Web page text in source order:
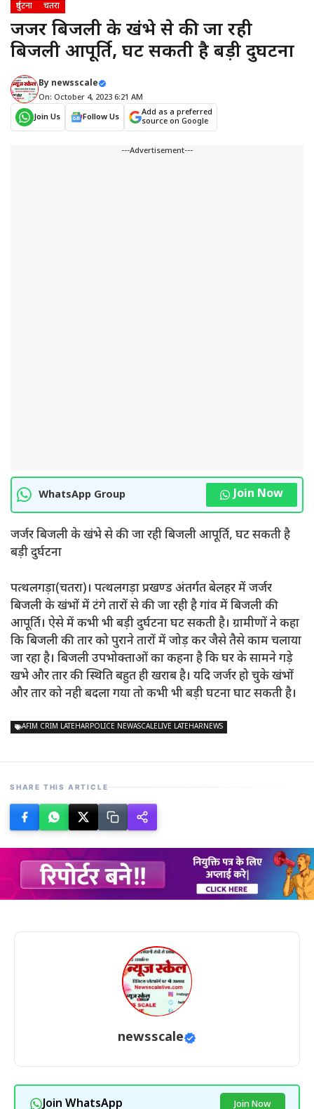
दुर्घटना चतरा
जर्जर बिजली के खंभे से की जा रही
बिजली आपूर्ति, घट सकती है बड़ी दुर्घटना
By newsscale
On: October 4, 2023 6:21 AM
Join Us
Follow Us
Add as a preferred
source on Google
---Advertisement---
WhatsApp Group Join Now
जर्जर बिजली के खंभे से की जा रही बिजली आपूर्ति, घट सकती है
बड़ी दुर्घटना
पत्थलगड़ा(चतरा)। पत्थलगड़ा प्रखण्ड अंतर्गत बेलहर में जर्जर
बिजली के खंभों में टंगे तारों से की जा रही है गांव में बिजली की
आपूर्ति। ऐसे में कभी भी बड़ी दुर्घटना घट सकती है। ग्रामीणों ने कहा
कि बिजली की तार को पुराने तारों में जोड़ कर जैसे तैसे काम चलाया
जा रहा है। बिजली उपभोक्ताओं का कहना है कि घर के सामने गड़े
खभे और तार की स्थिति बहुत ही खराब है। यदि जर्जर हो चुके खंभों
और तार को नही बदला गया तो कभी भी बड़ी घटना घाट सकती है।
AFIM CRIM LATEHARPOLICE NEWASCALELIVE LATEHARNEWS
SHARE THIS ARTICLE
newsscale
Join WhatsApp Join Now